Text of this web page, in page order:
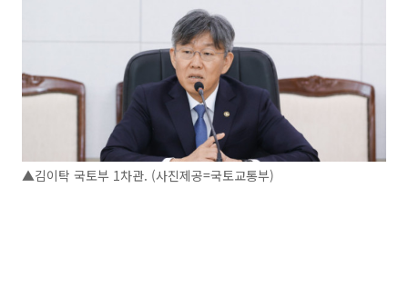
▲김이탁 국토부 1차관. (사진제공=국토교통부)